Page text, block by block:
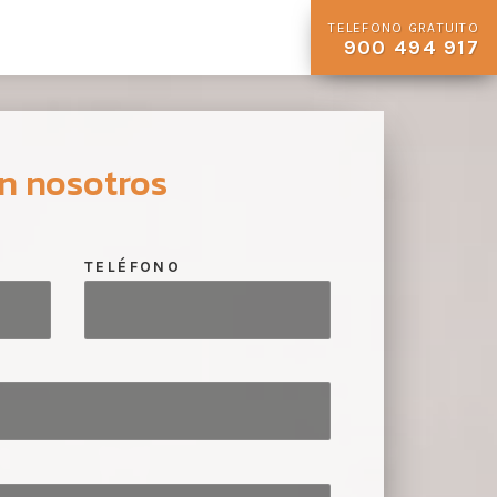
TELEFONO GRATUITO
900 494 917
nosotros
TELÉFONO